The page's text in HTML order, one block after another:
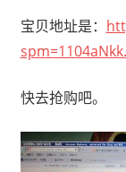
路。
宝贝地址是：
快去抢购吧。